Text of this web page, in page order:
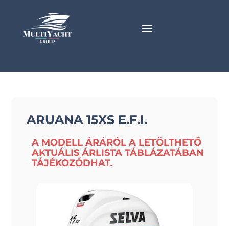
ARUANA 15XS E.F.I.
A MODELL ÁRÁRÓL A LETÖLTHETŐ
AKTUÁLIS ÁRLISTA TÁBLÁZATÁBAN
TÁJÉKOZÓDHAT.